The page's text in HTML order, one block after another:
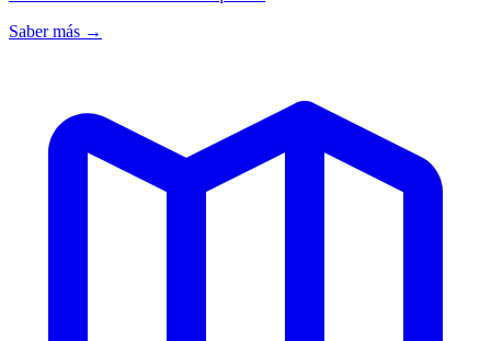
Saber más →